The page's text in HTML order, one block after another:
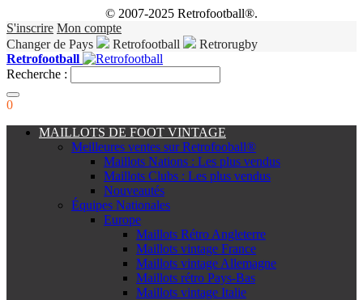
© 2007-2025 Retrofootball®.
S'inscrire Mon compte
Changer de Pays
Retrofootball
Retrorugby
Retrofootball
Recherche :
0
MAILLOTS DE FOOT VINTAGE
Meilleures ventes sur Retrofooball®
Maillots Nations : Les plus vendus
Maillots Clubs : Les plus vendus
Nouveautés
Équipes Nationales
Europe
Maillots Rétro Angleterre
Maillots vintage France
Maillots vintage Allemagne
Maillots rétro Pays-Bas
Maillots vintage Italie